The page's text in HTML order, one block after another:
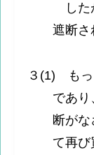
した
遮断さ
３(1) もっ
であり
断が
て再び